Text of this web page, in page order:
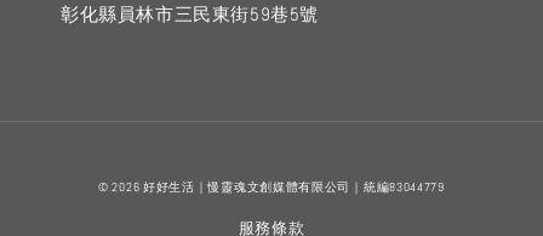
彰化縣員林市三民東街59巷5號
© 2026 好好生活｜慢靈魂文創媒體有限公司｜統編83044779
服務條款